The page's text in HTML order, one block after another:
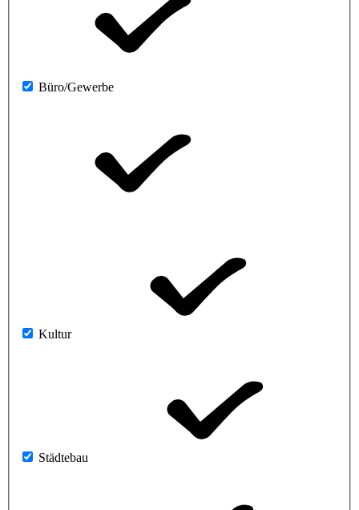
Büro/Gewerbe
Kultur
Städtebau